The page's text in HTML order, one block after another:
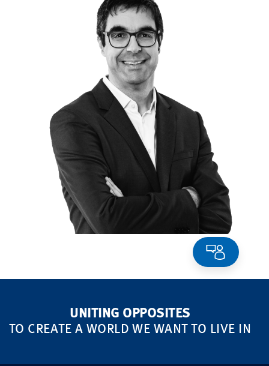
UNITING OPPOSITES
TO CREATE A WORLD WE WANT TO LIVE IN